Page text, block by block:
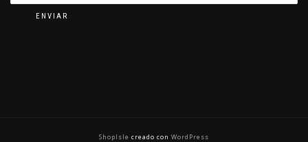
ENVIAR
ShopIsle creado con WordPress